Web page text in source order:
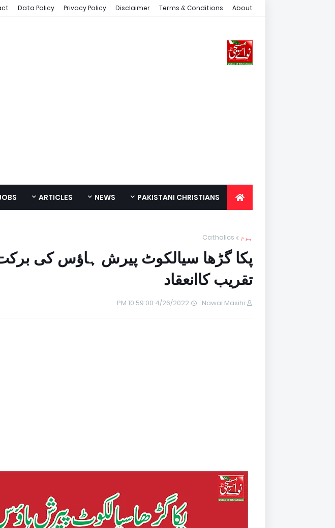
About
Terms & Conditions
Disclaimer
Privacy Policy
Data Policy
PAKISTANI CHRISTIANS
NEWS
ARTICLES
ہوم Catholics
پکا گڑھا سیالکوٹ پیرش ہاﺅس کی برکت
تقریب کاانعقاد
Nawai Masihi
4/26/2022 10:59:00 PM